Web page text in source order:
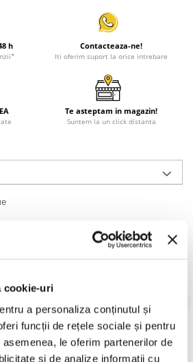
cookie-uri
a personaliza conținutul și
funcții de rețele sociale și pentru
le oferim partenerilor de
și de analize informații cu
h Contacteaza-ne!
Iti oferim suport la orice intrebare
Te asteptam in magazin!
Suntem la un click distanta